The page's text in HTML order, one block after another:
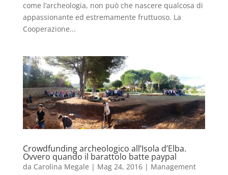
come l’archeologia, non può che nascere qualcosa di
appassionante ed estremamente fruttuoso. La
Cooperazione...
Crowdfunding archeologico all’Isola d’Elba.
Ovvero quando il barattolo batte paypal
da Carolina Megale | Mag 24, 2016| Management